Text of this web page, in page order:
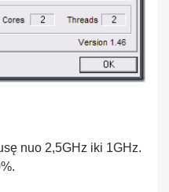
nuo 2,5GHz iki 1GHz.